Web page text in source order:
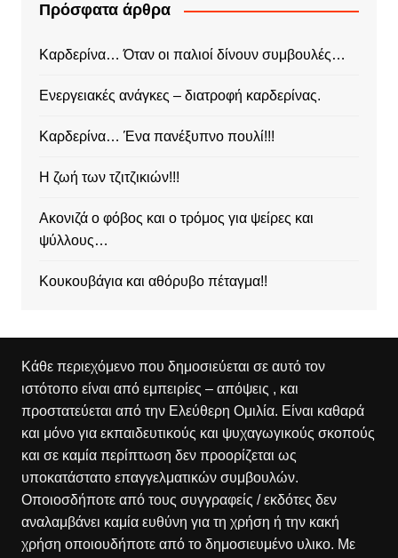
Πρόσφατα άρθρα
Καρδερίνα… Όταν οι παλιοί δίνουν συμβουλές…
Ενεργειακές ανάγκες – διατροφή καρδερίνας.
Καρδερίνα… Ένα πανέξυπνο πουλί!!!
Η ζωή των τζιτζικιών!!!
Ακονιζά ο φόβος και ο τρόμος για ψείρες και
ψύλλους…
Κουκουβάγια και αθόρυβο πέταγμα!!
Κάθε περιεχόμενο που δημοσιεύεται σε αυτό τον
ιστότοπο είναι από εμπειρίες – απόψεις , και
προστατεύεται από την Ελεύθερη Ομιλία. Είναι καθαρά
και μόνο για εκπαιδευτικούς και ψυχαγωγικούς σκοπούς
και σε καμία περίπτωση δεν προορίζεται ως
υποκατάστατο επαγγελματικών συμβουλών.
Οποιοσδήποτε από τους συγγραφείς / εκδότες δεν
αναλαμβάνει καμία ευθύνη για τη χρήση ή την κακή
χρήση οποιουδήποτε από το δημοσιευμένο υλικο. Με